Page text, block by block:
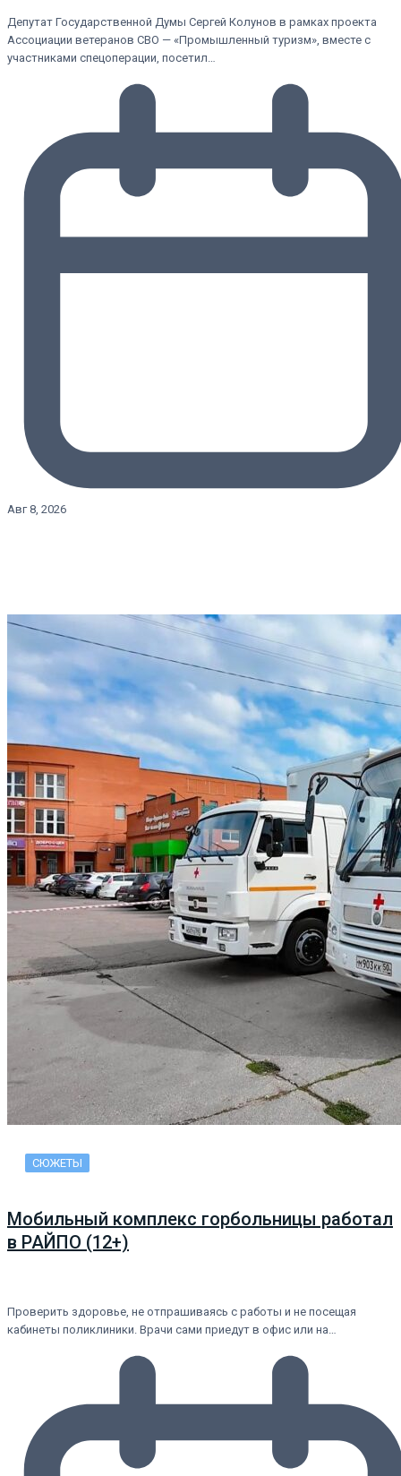
Депутат Государственной Думы Сергей Колунов в рамках проекта
Ассоциации ветеранов СВО — «Промышленный туризм», вместе с
участниками спецоперации, посетил…
Авг 8, 2026
СЮЖЕТЫ
Мобильный комплекс горбольницы работал
в РАЙПО (12+)
Проверить здоровье, не отпрашиваясь с работы и не посещая
кабинеты поликлиники. Врачи сами приедут в офис или на…